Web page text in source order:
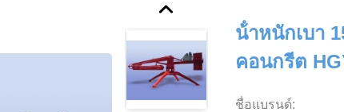
น้ําหนักเบา
คอนกรีต
ชื่อแบรนด์: